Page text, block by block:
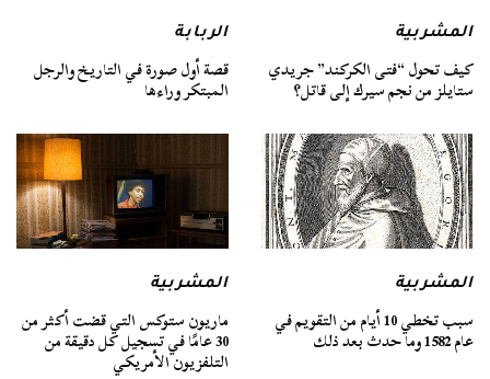
المشربية
كيف تحول “فتى الكركند” جريدي
ستايلز من نجم سيرك إلى قاتل؟
الربابة
قصة أول صورة في التاريخ والرجل
المبتكر وراءها
المشربية
سبب تخطي 10 أيام من التقويم في
عام 1582 وما حدث بعد ذلك
المشربية
ماريون ستوكس التي قضت أكثر من
30 عامًا في تسجيل كل دقيقة من
التلفزيون الأمريكي